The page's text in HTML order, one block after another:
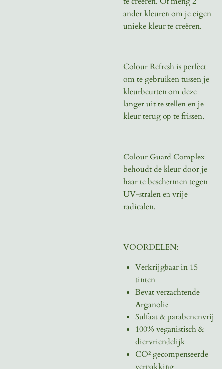
ander kleuren om je eigen
unieke kleur te creëren.
Colour Refresh is perfect
om te gebruiken tussen je
kleurbeurten om deze
langer uit te stellen en je
kleur terug op te frissen.
Colour Guard Complex
behoudt de kleur door je
haar te beschermen tegen
UV-stralen en vrije
radicalen.
VOORDELEN:
Verkrijgbaar in 15
tinten
Bevat verzachtende
Arganolie
Sulfaat & parabenenvrij
100% veganistisch &
diervriendelijk
CO² gecompenseerde
verpakking